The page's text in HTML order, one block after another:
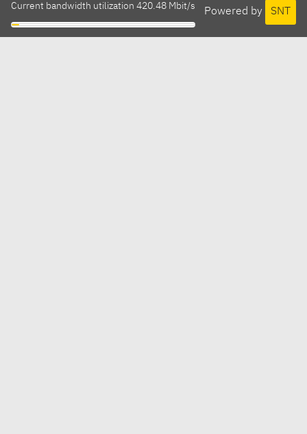
Powered by SNT
Current bandwidth utilization 420.48 Mbit/s